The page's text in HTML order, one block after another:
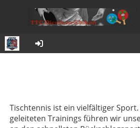
Tischtennis ist ein vielfältiger
geleiteten Trainings führen wir